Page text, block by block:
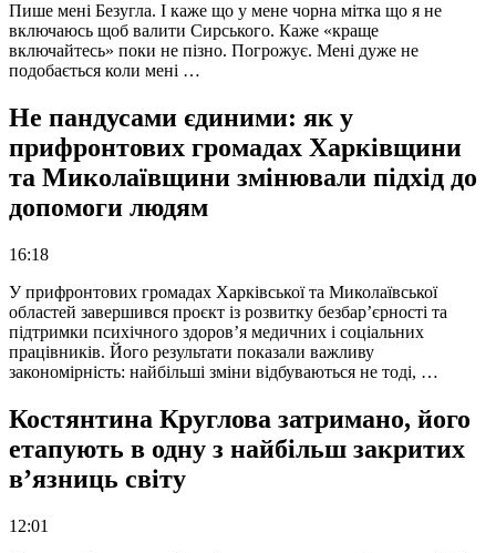
Пише мені Безугла. І каже що у мене чорна мітка що я не
включаюсь щоб валити Сирського. Каже «краще
включайтесь» поки не пізно. Погрожує. Мені дуже не
подобається коли мені …
Не пандусами єдиними: як у
прифронтових громадах Харківщини
та Миколаївщини змінювали підхід до
допомоги людям
16:18
У прифронтових громадах Харківської та Миколаївської
областей завершився проєкт із розвитку безбар’єрності та
підтримки психічного здоров’я медичних і соціальних
працівників. Його результати показали важливу
закономірність: найбільші зміни відбуваються не тоді, …
Костянтина Круглова затримано, його
етапують в одну з найбільш закритих
в’язниць світу
12:01